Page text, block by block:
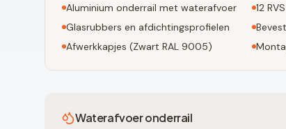
Aluminium onderrail met waterafvoer
12
Glasrubbers en afdichtingsprofielen
Afwerkkapjes (Zwart RAL 9005)
Waterafvoer onderrail